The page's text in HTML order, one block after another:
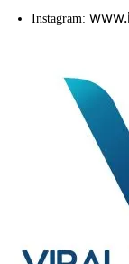
Instagram: